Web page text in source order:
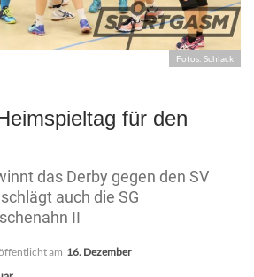
Fotos: Schlack
für den
das Derby gegen den SV
auch die SG
II
am 16. Dezember